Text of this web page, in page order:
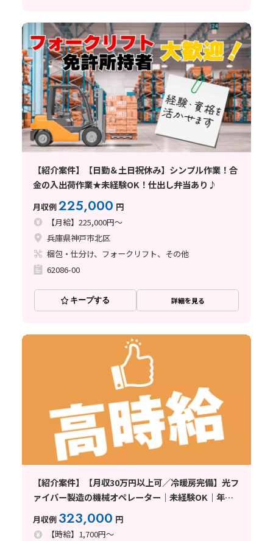
【紹介案件】【日勤＆土日祝休み】シンプル作業！合
金の入出荷作業★未経験OK！仕出し弁当あり♪
月収例225,000 円
【月給】225,000円～
兵庫県神戸市北区
梱包・仕分け、フォークリフト、その他
62086-00
キープする 詳細を見る
【紹介案件】【月収30万円以上可／冷暖房完備】光フ
ァイバー製造の機械オペレーター｜未経験OK｜年間
休日139日｜20代〜40代男女活躍中｜高時給1700円｜
寮費補助あり〈栃木県宇都宮市〉
月収例 323,000 円
【時給】1,700円～